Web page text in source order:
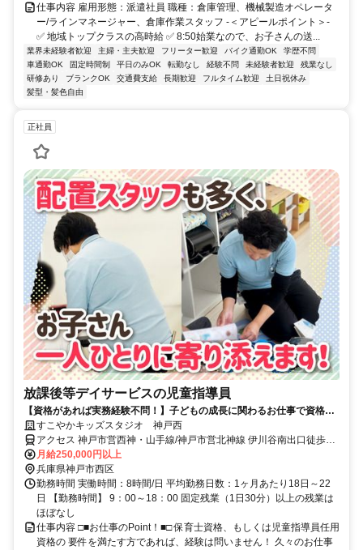
仕事内容 雇用形態：派遣社員 職種：倉庫管理、機械製造オペレータ
ー/ラインマネージャー、倉庫作業スタッフ -＜アピールポイント＞-
✅ 地域トップクラスの高時給 ✅ 8:50始業なので、お子さんの送...
業界未経験者歓迎 主婦・主夫歓迎 フリーター歓迎 バイク通勤OK
学歴不問
車通勤OK
固定時間制 平日のみOK 転勤なし 経験不問 未経験者歓迎
残業なし
研修あり
ブランクOK 交通費支給 長期歓迎 フルタイム歓迎
土日祝休み
髪型・髪色自由
正社員
放課後等デイサービスの児童指導員
【資格があれば実務経験不問！】子どもの成長に関わるお仕事で資格を
活かしませんか？働きやすい環境で長期安定！賞与4ヶ月分など待遇面
も充実！
すこやかキッズスタジオ 神戸西
アクセス 神戸市営西神・山手線/神戸市営北神線 伊川谷南出口徒歩約
26分、神戸市営西神・山手線/神戸市営北神線 学園都市西出口徒歩約
48分、神戸市営西神・山手線/神戸市営北神線 西神南徒歩約54分
月給250,000円以上
兵庫県神戸市西区
勤務時間 実働時間：8時間/日 平均勤務日数：1ヶ月あたり18日～22
日 【勤務時間】 9：00～18：00 固定残業（1日30分）以上の残業は
ほぼなし
仕事内容 □■お仕事のPoint！■□ 保育士資格、もしくは児童指導員任用
資格の 要件を満たす方であれば、経験は問いません！ 久々のお仕事